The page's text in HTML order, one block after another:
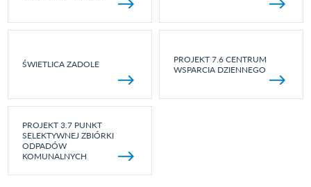
ŚWIETLICA ZADOLE
PROJEKT 7.6 CENTRUM
WSPARCIA DZIENNEGO
PROJEKT 3.7 PUNKT
SELEKTYWNEJ ZBIÓRKI
ODPADÓW
KOMUNALNYCH